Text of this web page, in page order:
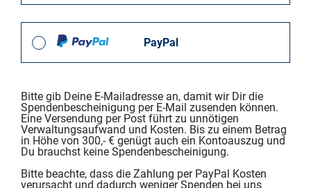
PayPal
Bitte gib Deine E-Mailadresse an, damit wir Dir die
Spendenbescheinigung per E-Mail zusenden können.
Eine Versendung per Post führt zu unnötigen
Verwaltungsaufwand und Kosten. Bis zu einem Betrag
in Höhe von 300,- € genügt auch ein Kontoauszug und
Du brauchst keine Spendenbescheinigung.
Bitte beachte, dass die Zahlung per PayPal Kosten
verursacht und dadurch weniger Spenden bei uns